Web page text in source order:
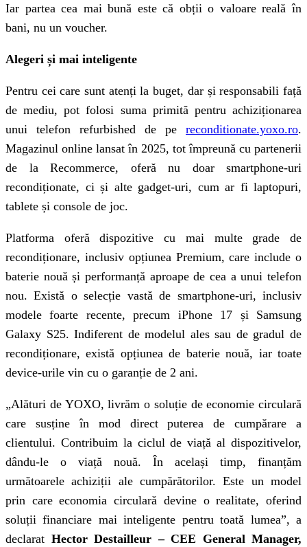
Iar partea cea mai bună este că obții o valoare reală în
bani, nu un voucher.
Alegeri și mai inteligente
Pentru cei care sunt atenți la buget, dar și responsabili față
de mediu, pot folosi suma primită pentru achiziționarea
unui telefon refurbished de pe reconditionate.yoxo.ro.
Magazinul online lansat în 2025, tot împreună cu partenerii
de la Recommerce, oferă nu doar smartphone-uri
recondiționate, ci și alte gadget-uri, cum ar fi laptopuri,
tablete și console de joc.
Platforma oferă dispozitive cu mai multe grade de
recondiționare, inclusiv opțiunea Premium, care include o
baterie nouă și performanță aproape de cea a unui telefon
nou. Există o selecție vastă de smartphone-uri, inclusiv
modele foarte recente, precum iPhone 17 și Samsung
Galaxy S25. Indiferent de modelul ales sau de gradul de
recondiționare, există opțiunea de baterie nouă, iar toate
device-urile vin cu o garanție de 2 ani.
„Alături de YOXO, livrăm o soluție de economie circulară
care susține în mod direct puterea de cumpărare a
clientului. Contribuim la ciclul de viață al dispozitivelor,
dându-le o viață nouă. În același timp, finanțăm
următoarele achiziții ale cumpărătorilor. Este un model
prin care economia circulară devine o realitate, oferind
soluții financiare mai inteligente pentru toată lumea”, a
declarat Hector Destailleur – CEE General Manager,